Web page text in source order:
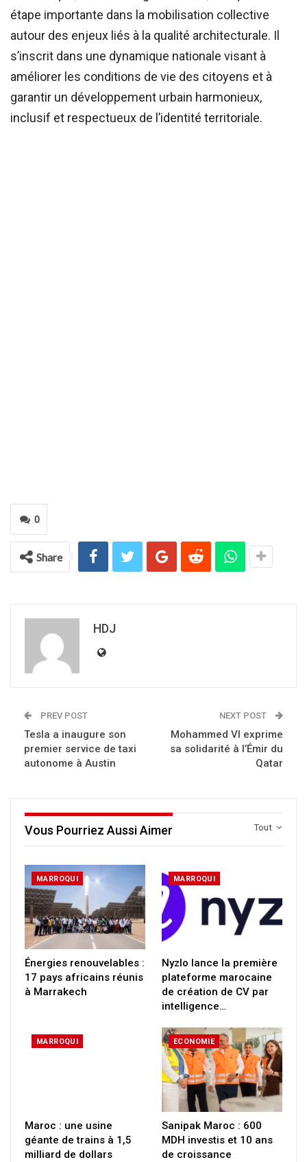
étape importante dans la mobilisation collective
autour des enjeux liés à la qualité architecturale. Il
s’inscrit dans une dynamique nationale visant à
améliorer les conditions de vie des citoyens et à
garantir un développement urbain harmonieux,
inclusif et respectueux de l’identité territoriale.
0
Share
HDJ
PREV POST
Tesla a inaugure son
premier service de taxi
autonome à Austin
NEXT POST
Mohammed VI exprime
sa solidarité à l’Émir du
Qatar
Tout
Vous Pourriez Aussi Aimer
MARROQUI
Énergies renouvelables :
17 pays africains réunis
à Marrakech
MARROQUI
Nyzlo lance la première
plateforme marocaine
de création de CV par
intelligence…
MARROQUI
Maroc : une usine
géante de trains à 1,5
milliard de dollars
ECONOMIE
Sanipak Maroc : 600
MDH investis et 10 ans
de croissance